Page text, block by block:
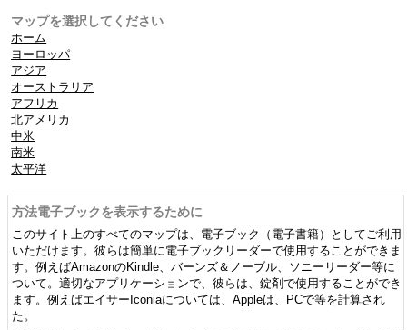
マップを選択してください
ホーム
ヨーロッパ
アジア
オーストラリア
アフリカ
北アメリカ
中米
南米
太平洋
方法電子ブックを表示するために
このサイト上のすべてのマップは、電子ブック（電子書籍）としてご利用
いただけます。彼らは簡単に電子ブックリーダーで使用することができま
す。例えばAmazonのKindle、バーンズ＆ノーブル、ソニーリーダー等に
ついて。適切なアプリケーションで、彼らは、錠剤で使用することができ
ます。例えばエイサーIconiaについては、Appleは、PCで等を計算され
た。